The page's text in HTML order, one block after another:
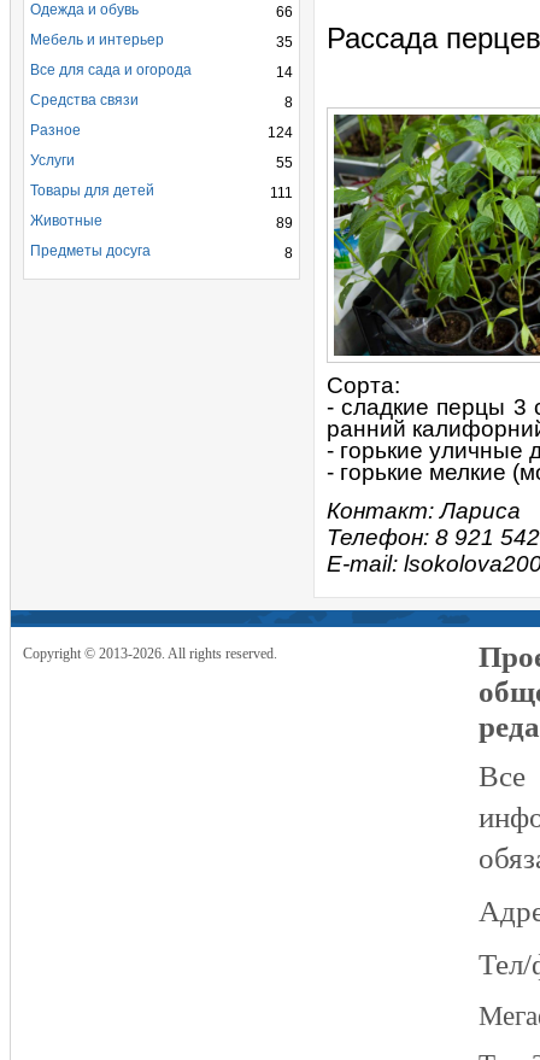
Рассада перцев
Сорта:
- сладкие перцы 3
ранний
- горькие уличные
- горькие мелкие
Контакт: Лариса
Телефон: 8 921
E-mail:
66
Одежда и обувь
35
Мебель и интерьер
14
Все для сада и огорода
8
Средства связи
124
Разное
55
Услуги
111
Товары для детей
89
Животные
8
Предметы досуга
Copyright © 2013-2026. All rights reserved.